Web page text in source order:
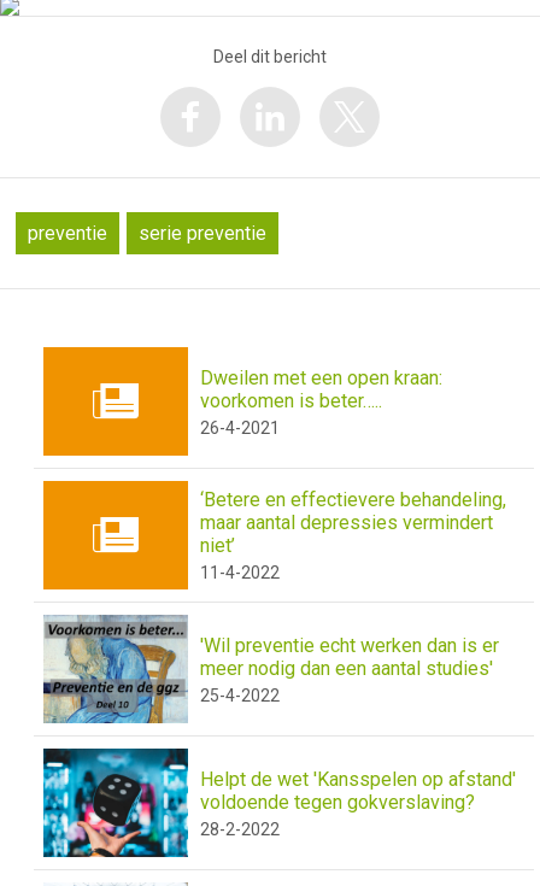
Deel dit bericht
preventie serie preventie
Dweilen met een open kraan:
voorkomen is beter…..
26-4-2021
‘Betere en effectievere behandeling,
maar aantal depressies vermindert
niet’
11-4-2022
'Wil preventie echt werken dan is er
meer nodig dan een aantal studies'
25-4-2022
Helpt de wet 'Kansspelen op afstand'
voldoende tegen gokverslaving?
28-2-2022